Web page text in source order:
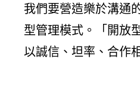
我們要營造樂於溝通
型管理模式。「開放
以誠信、坦率、合作